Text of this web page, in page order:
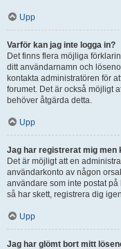
Upp
Varför kan jag inte logga in?
Det finns flera möjliga
ditt användarnamn och
kontakta administratören för
forumet. Det är också möjligt
behöver åtgärda detta.
Upp
Jag har registrerat mig men
Det är möjligt att en
användarkonto av någon
användare som inte postat
så har skett, registrera dig
Upp
Jag har glömt bort mitt